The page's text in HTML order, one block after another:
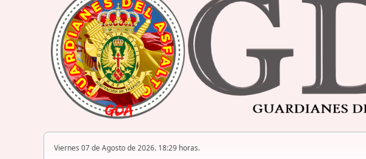
Viernes 07 de Agosto de 2026. 18:29 horas.